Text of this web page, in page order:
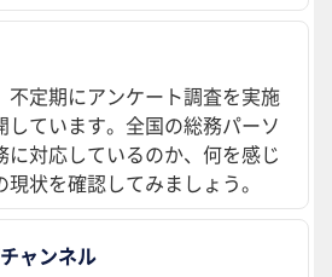
不定期にアンケート調査を実施
しています。全国の総務パーソ
に対応しているのか、何を感じ
状を確認してみましょう。
ャンネル